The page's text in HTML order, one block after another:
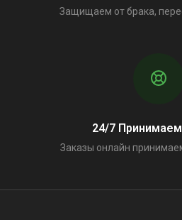
Защищаем от брака,
24/7
Заказы онлайн